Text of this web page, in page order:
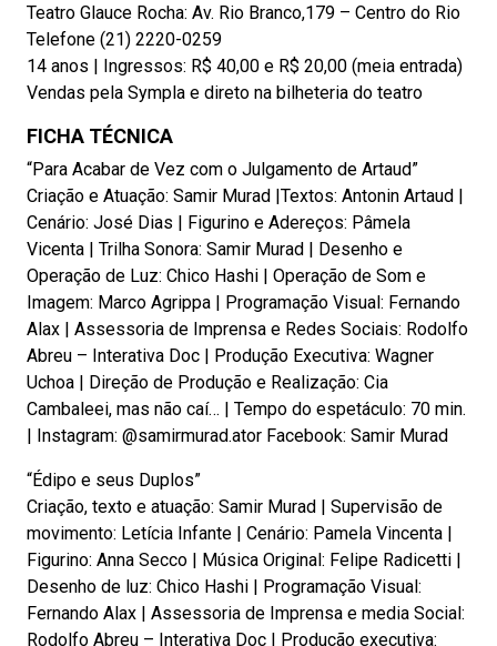
Teatro Glauce Rocha: Av. Rio Branco,179 – Centro do Rio
Telefone (21) 2220-0259
14 anos | Ingressos: R$ 40,00 e R$ 20,00 (meia entrada)
Vendas pela Sympla e direto na bilheteria do teatro
FICHA TÉCNICA
“Para Acabar de Vez com o Julgamento de Artaud”
Criação e Atuação: Samir Murad |Textos: Antonin Artaud |
Cenário: José Dias | Figurino e Adereços: Pâmela
Vicenta | Trilha Sonora: Samir Murad | Desenho e
Operação de Luz: Chico Hashi | Operação de Som e
Imagem: Marco Agrippa | Programação Visual: Fernando
Alax | Assessoria de Imprensa e Redes Sociais: Rodolfo
Abreu – Interativa Doc | Produção Executiva: Wagner
Uchoa | Direção de Produção e Realização: Cia
Cambaleei, mas não caí… | Tempo do espetáculo: 70 min.
| Instagram: @samirmurad.ator Facebook: Samir Murad
“Édipo e seus Duplos”
Criação, texto e atuação: Samir Murad | Supervisão de
movimento: Letícia Infante | Cenário: Pamela Vincenta |
Figurino: Anna Secco | Música Original: Felipe Radicetti |
Desenho de luz: Chico Hashi | Programação Visual:
Fernando Alax | Assessoria de Imprensa e media Social:
Rodolfo Abreu – Interativa Doc | Produção executiva: